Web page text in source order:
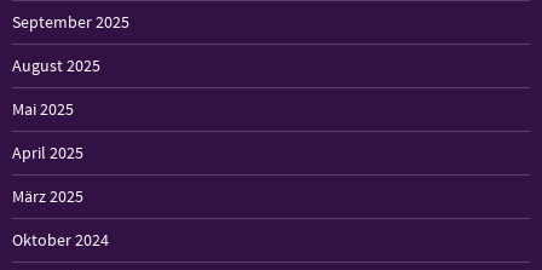
September 2025
August 2025
Mai 2025
April 2025
März 2025
Oktober 2024